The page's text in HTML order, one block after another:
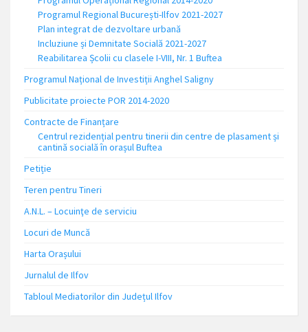
Programul Regional București-Ilfov 2021-2027
Plan integrat de dezvoltare urbană
Incluziune și Demnitate Socială 2021-2027
Reabilitarea Școlii cu clasele I-VIII, Nr. 1 Buftea
Programul Național de Investiții Anghel Saligny
Publicitate proiecte POR 2014-2020
Contracte de Finanțare
Centrul rezidențial pentru tinerii din centre de plasament și
cantină socială în orașul Buftea
Petiție
Teren pentru Tineri
A.N.L. – Locuinţe de serviciu
Locuri de Muncă
Harta Orașului
Jurnalul de Ilfov
Tabloul Mediatorilor din Județul Ilfov